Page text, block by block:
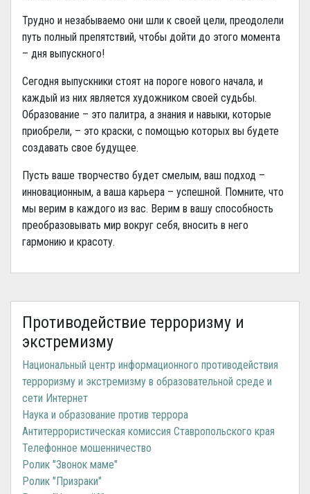
Трудно и незабываемо они шли к своей цели, преодолели
путь полный препятствий, чтобы дойти до этого момента
– дня выпускного!
Сегодня выпускники стоят на пороге нового начала, и
каждый из них является художником своей судьбы.
Образование – это палитра, а знания и навыки, которые
приобрели, – это краски, с помощью которых вы будете
создавать свое будущее.
Пусть ваше творчество будет смелым, ваш подход –
инновационным, а ваша карьера – успешной. Помните, что
мы верим в каждого из вас. Верим в вашу способность
преобразовывать мир вокруг себя, вносить в него
гармонию и красоту.
Противодействие терроризму и
экстремизму
Национальный центр информационного противодействия
терроризму и экстремизму в образовательной среде и
сети Интернет
Наука и образование против террора
Антитеррористическая комиссия Ставропольского края
Телефонное мошенничество
Ролик "Звонок маме"
Ролик "Призраки"